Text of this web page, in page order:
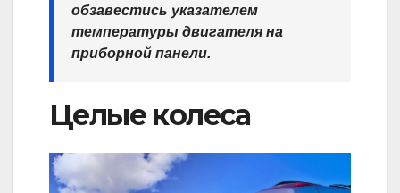
обзавестись указателем
температуры двигателя на
приборной панели.
Целые колеса